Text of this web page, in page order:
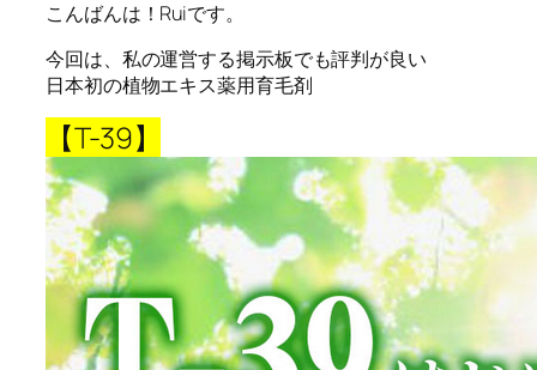
こんばんは！Ruiです。
今回は、私の運営する掲示板でも評判が良い
日本初の植物エキス薬用育毛剤
【T-39】